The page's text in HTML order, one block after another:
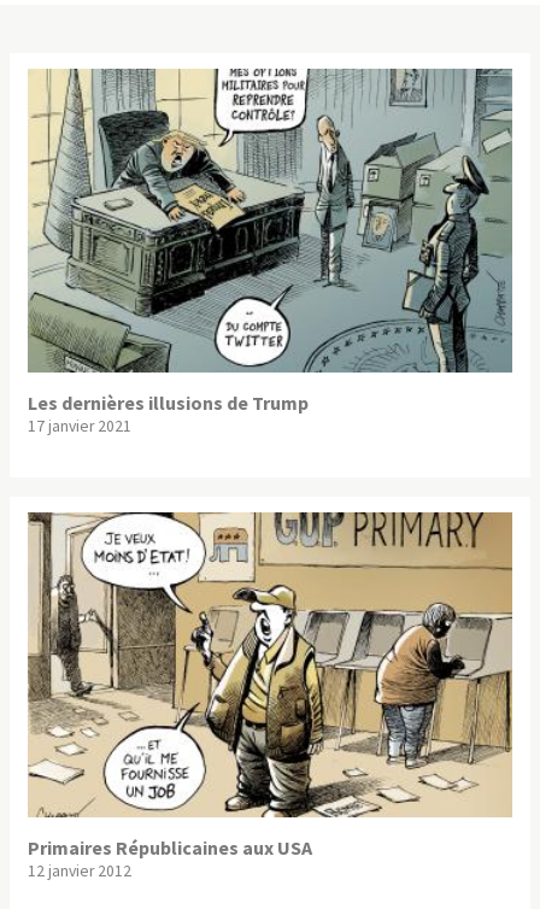
Les dernières illusions de Trump
17 janvier 2021
Primaires Républicaines aux USA
12 janvier 2012